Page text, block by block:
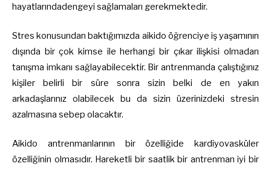
hayatlarındadengeyi sağlamaları gerekmektedir.
Stres konusundan baktığımızda aikido öğrenciye iş yaşamının
dışında bir çok kimse ile herhangi bir çıkar ilişkisi olmadan
tanışma imkanı sağlayabilecektir. Bir antrenmanda çalıştığınız
kişiler belirli bir süre sonra sizin belki de en yakın
arkadaşlarınız olabilecek bu da sizin üzerinizdeki stresin
azalmasına sebep olacaktır.
Aikido antrenmanlarının bir özelliğide kardiyovasküler
özelliğinin olmasıdır. Hareketli bir saatlik bir antrenman iyi bir